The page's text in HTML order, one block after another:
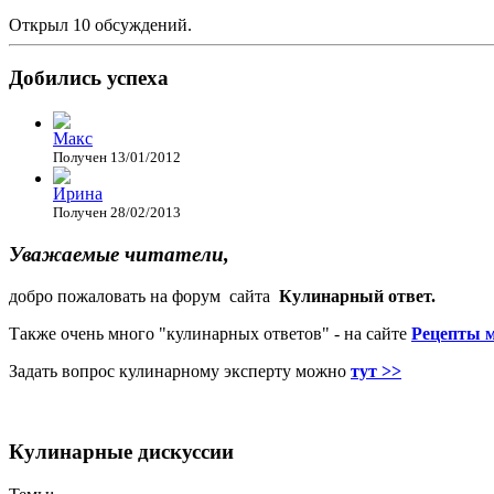
Открыл 10 обсуждений.
Добились успеха
Макс
Получен 13/01/2012
Ирина
Получен 28/02/2013
Уважаемые читатели,
добро пожаловать на форум сайта Кулинарный ответ.
Также очень много "кулинарных ответов" - на сайте Рецепты
Задать вопрос кулинарному эксперту можно тут >>
Кулинарные дискуссии